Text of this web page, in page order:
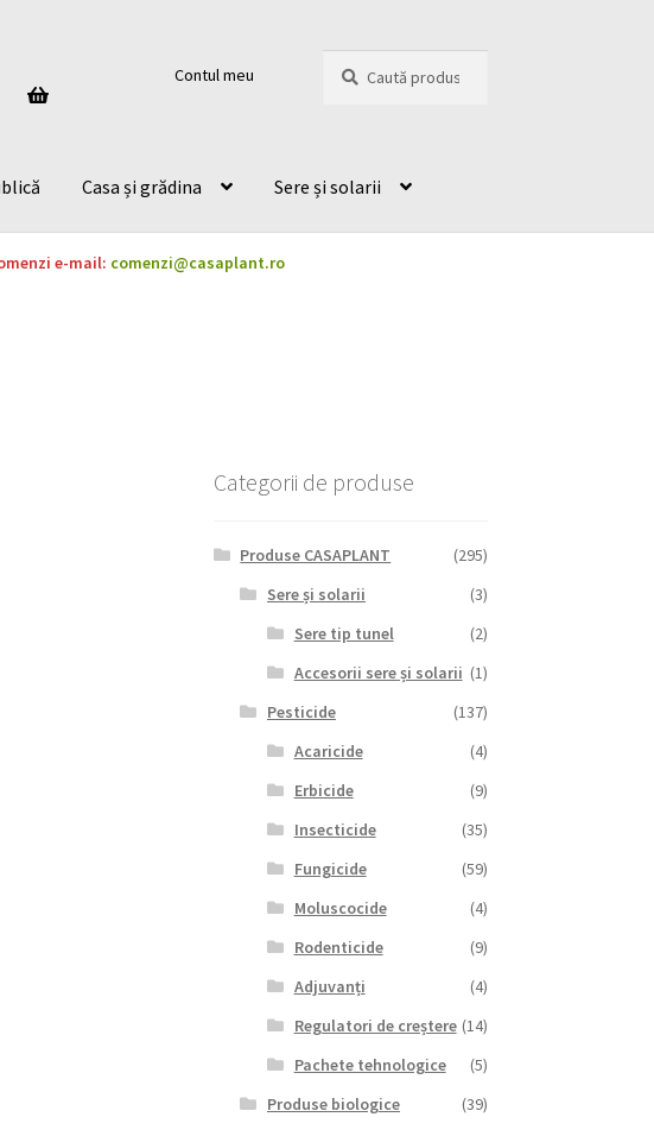
Contul meu
după:
Casa și grădina Sere și solarii
e-mail: comenzi@casaplant.ro
Categorii de produse
Produse CASAPLANT
(295)
Sere și solarii
(3)
Sere tip tunel
(2)
Accesorii sere și solarii (1)
Pesticide
(137)
Acaricide
(4)
Erbicide
(9)
Insecticide
(35)
Fungicide
(59)
Moluscocide
(4)
Rodenticide
(9)
Adjuvanți
(4)
Regulatori de creștere (14)
Pachete tehnologice
(5)
Produse biologice
(39)